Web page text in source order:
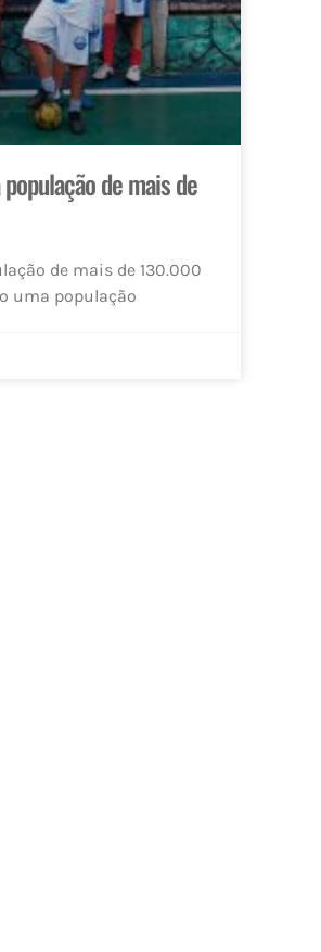
de mais de
de mais de 130.000
uma população